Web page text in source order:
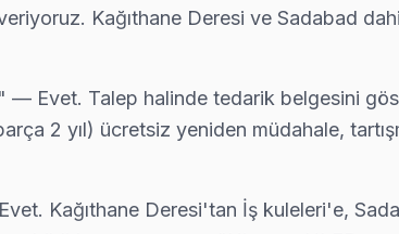
Kağıthane Deresi ve Sadabad
— Evet. Talep halinde tedarik belgesini
2 yıl) ücretsiz yeniden müdahale,
Kağıthane Deresi'tan İş kuleleri'e,